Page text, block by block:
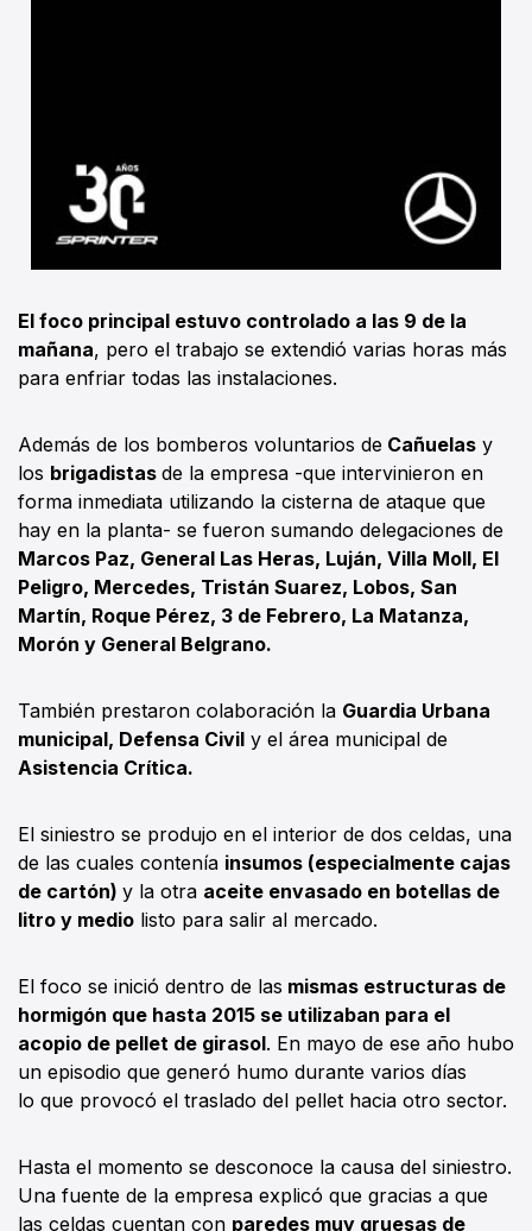
El foco principal estuvo controlado a las 9 de la
mañana, pero el trabajo se extendió varias horas más
para enfriar todas las instalaciones.
Además de los bomberos voluntarios de Cañuelas y
los brigadistas de la empresa -que intervinieron en
forma inmediata utilizando la cisterna de ataque que
hay en la planta- se fueron sumando delegaciones de
Marcos Paz, General Las Heras, Luján, Villa Moll, El
Peligro, Mercedes, Tristán Suarez, Lobos, San
Martín, Roque Pérez, 3 de Febrero, La Matanza,
Morón y General Belgrano.
También prestaron colaboración la Guardia Urbana
municipal, Defensa Civil y el área municipal de
Asistencia Crítica.
El siniestro se produjo en el interior de dos celdas, una
de las cuales contenía insumos (especialmente cajas
de cartón) y la otra aceite envasado en botellas de
litro y medio listo para salir al mercado.
El foco se inició dentro de las mismas estructuras de
hormigón que hasta 2015 se utilizaban para el
acopio de pellet de girasol. En mayo de ese año hubo
un episodio que generó humo durante varios días
lo que provocó el traslado del pellet hacia otro sector.
Hasta el momento se desconoce la causa del siniestro.
Una fuente de la empresa explicó que gracias a que
las celdas cuentan con paredes muy gruesas de